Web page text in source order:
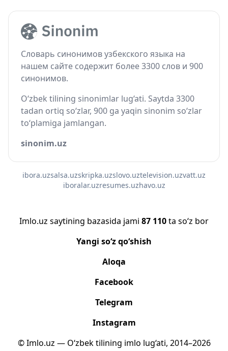
Словарь синонимов узбекского языка на
нашем сайте содержит более 3300 слов и 900
синонимов.
O‘zbek tilining sinonimlar lug‘ati. Saytda 3300
tadan ortiq so‘zlar, 900 ga yaqin sinonim so‘zlar
to‘plamiga jamlangan.
sinonim.uz
ibora.uzsalsa.uzskripka.uzslovo.uztelevision.uzvatt.uz
iboralar.uzresumes.uzhavo.uz
Imlo.uz saytining bazasida jami 87 110ta so‘z bor
Yangi so‘z qo‘shish
Aloqa
Facebook
Telegram
Instagram
© Imlo.uz — O‘zbek tilining imlo lug‘ati, 2014–2026